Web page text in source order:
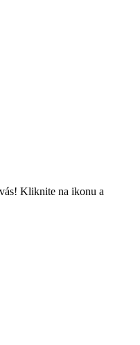
Kliknite na ikonu a